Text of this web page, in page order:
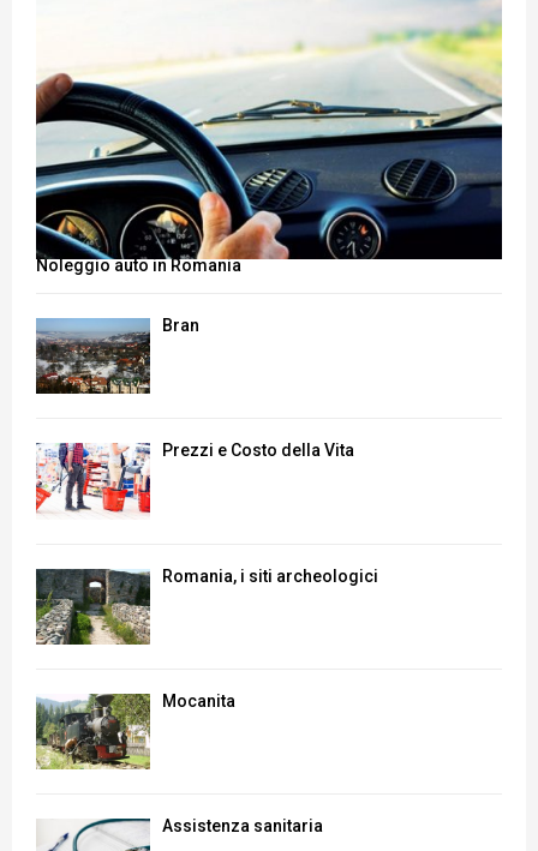
Noleggio auto in Romania
Bran
Prezzi e Costo della Vita
Romania, i siti archeologici
Mocanita
Assistenza sanitaria